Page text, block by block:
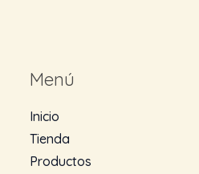
Menú
Inicio
Tienda
Productos